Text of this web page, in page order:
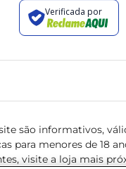
são informativos,
para menores de 18
visite a loja mais